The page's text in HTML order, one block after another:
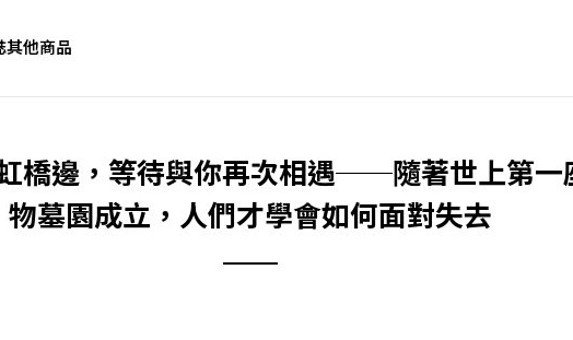
其他商品
橋邊，等待與你再次相遇──隨著世上第一
物墓園成立，人們才學會如何面對失去